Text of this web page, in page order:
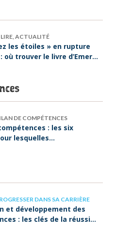
ACTUALITÉ
les étoiles » en rupture
où trouver le livre d’Emeric
DE COMPÉTENCES
: les six
lesquelles
DANS SA CARRIÈRE
et développement des
: les clés de la réussite